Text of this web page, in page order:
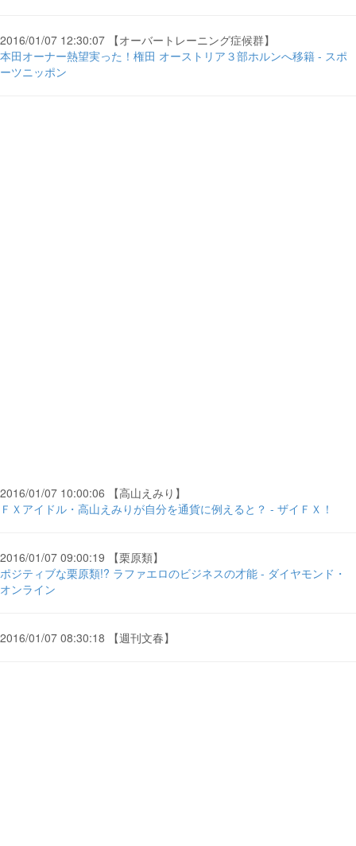
2016/01/07 12:30:07 【オーバートレーニング症候群】
本田オーナー熱望実った！権田 オーストリア３部ホルンへ移籍 - スポ
ーツニッポン
2016/01/07 10:00:06 【高山えみり】
ＦＸアイドル・高山えみりが自分を通貨に例えると？ - ザイＦＸ！
2016/01/07 09:00:19 【栗原類】
ポジティブな栗原類!? ラファエロのビジネスの才能 - ダイヤモンド・
オンライン
2016/01/07 08:30:18 【週刊文春】